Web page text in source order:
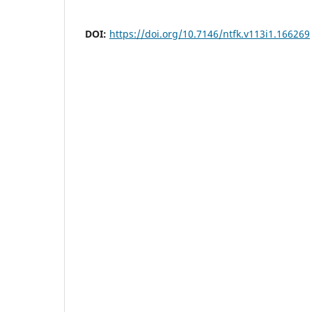
DOI: https://doi.org/10.7146/ntfk.v113i1.166269